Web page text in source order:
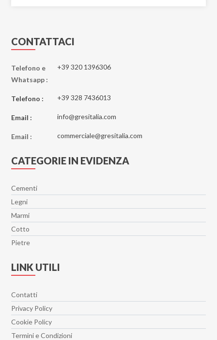
Essenze
Etoile
Explosion
Fantastic Green
Flatiron
Genesis
Ghost
Glimpse
Glowood
Hangar 30x90
Il Travertino
Imperial
Interno 9
CONTATTACI
Telefono e
Whatsapp :
+39 320 1396306
Telefono : +39 328 7436013
Email : info@gresitalia.com
Email : commerciale@gresitalia.com
CATEGORIE IN EVIDENZA
Cementi
Legni
Marmi
Cotto
Pietre
LINK UTILI
Contatti
Privacy Policy
Cookie Policy
Termini e Condizioni